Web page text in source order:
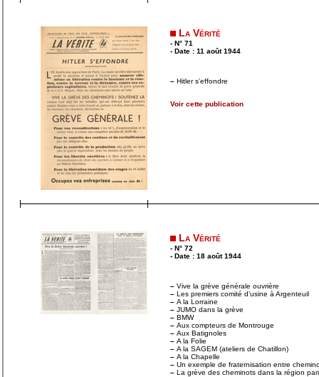
La Vérité
- N° 71
- Date : 11 août 1944
– Hitler s’effondre
Voir cette publication
La Vérité
- N° 72
- Date : 18 août 1944
– Vive la grève générale ouvrière
– Les premiers comité d’usine à Argenteuil
– A la Lorraine
– JUMO dans la grève
– BMW
– Aux compteurs de Montrouge
– Aux Batignoles
– A la Folie
– A la SAGEM (ateliers de Chatillon)
– A la Chapelle
– Un exemple de fraternisation entre
– La grève des cheminots dans la région